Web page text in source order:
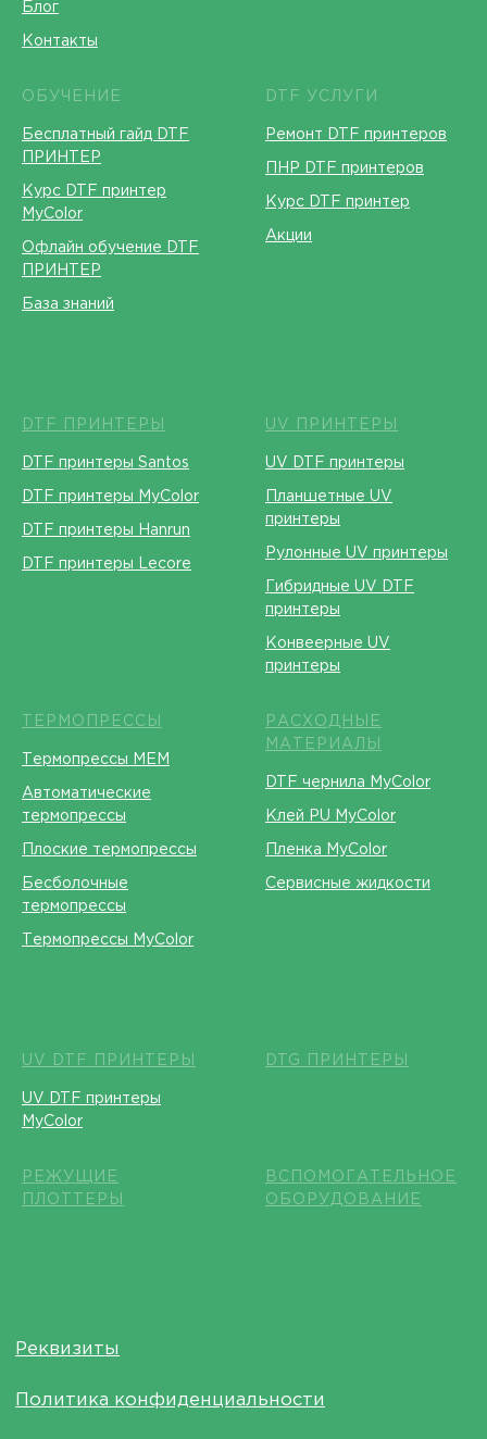
Блог
Контакты
ОБУЧЕНИЕ
Бесплатный гайд DTF
ПРИНТЕР
Курс DTF принтер
MyColor
Офлайн обучение DTF
ПРИНТЕР
База знаний
DTF УСЛУГИ
Ремонт DTF принтеров
ПНР DTF принтеров
Курс DTF принтер
Акции
DTF ПРИНТЕРЫ
DTF принтеры Santos
DTF принтеры MyColor
DTF принтеры Hanrun
DTF принтеры Lecore
UV ПРИНТЕРЫ
UV DTF принтеры
Планшетные UV
принтеры
Рулонные UV принтеры
Гибридные UV DTF
принтеры
Конвеерные UV
принтеры
ТЕРМОПРЕССЫ
Термопрессы МЕМ
Автоматические
термопрессы
Плоские термопрессы
Бесболочные
термопрессы
Термопрессы MyColor
РАСХОДНЫЕ
МАТЕРИАЛЫ
DTF чернила MyColor
Клей PU MyColor
Пленка MyColor
Сервисные жидкости
UV DTF ПРИНТЕРЫ
UV DTF принтеры
MyColor
DTG ПРИНТЕРЫ
РЕЖУЩИЕ
ПЛОТТЕРЫ
ВСПОМОГАТЕЛЬНОЕ
ОБОРУДОВАНИЕ